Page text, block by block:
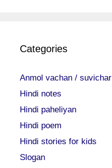
Categories
Anmol vachan / suvichar
Hindi notes
Hindi paheliyan
Hindi poem
Hindi stories for kids
Slogan